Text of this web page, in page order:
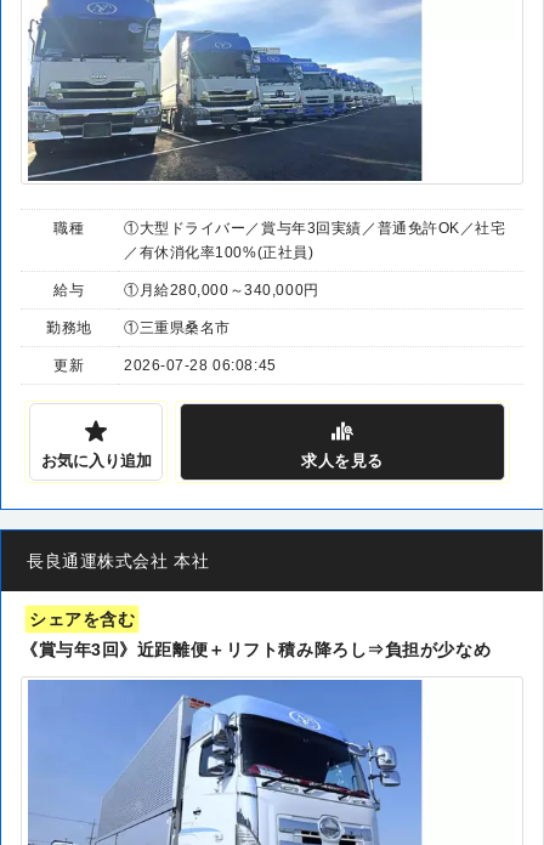
職種
①大型ドライバー／賞与年3回実績／普通免許OK／社宅
／有休消化率100%(正社員)
給与 ①月給280,000～340,000円
勤務地 ①三重県桑名市
更新 2026-07-28 06:08:45
お気に入り追加 求人を見る
長良通運株式会社 本社
シェアを含む
《賞与年3回》近距離便＋リフト積み降ろし⇒負担が少なめ